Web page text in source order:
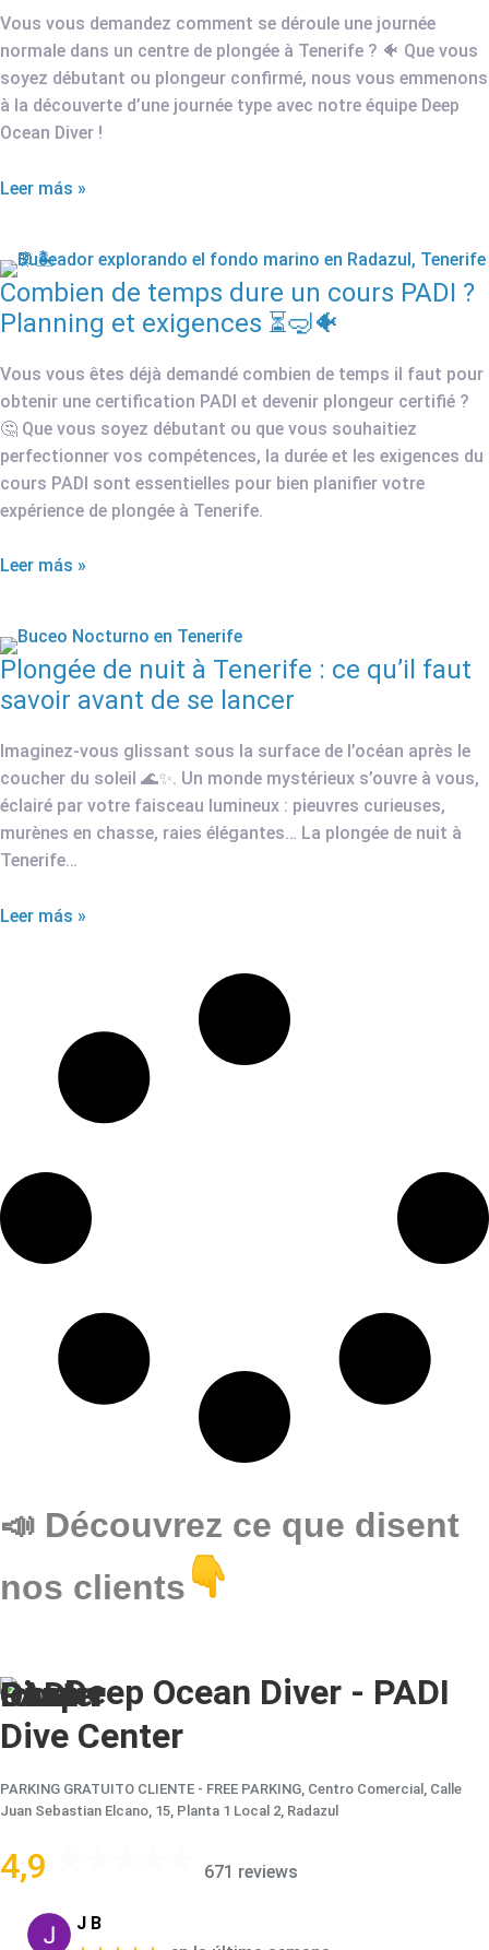
Vous vous demandez comment se déroule une journée
normale dans un centre de plongée à Tenerife ? 🐠 Que vous
soyez débutant ou plongeur confirmé, nous vous emmenons
à la découverte d’une journée type avec notre équipe Deep
Ocean Diver !
Leer más »
Combien de temps dure un cours PADI ?
Planning et exigences ⏳🤿🐠
Vous vous êtes déjà demandé combien de temps il faut pour
obtenir une certification PADI et devenir plongeur certifié ?
🤔 Que vous soyez débutant ou que vous souhaitiez
perfectionner vos compétences, la durée et les exigences du
cours PADI sont essentielles pour bien planifier votre
expérience de plongée à Tenerife.
Leer más »
Plongée de nuit à Tenerife : ce qu’il faut
savoir avant de se lancer
Imaginez-vous glissant sous la surface de l’océan après le
coucher du soleil 🌊✨. Un monde mystérieux s’ouvre à vous,
éclairé par votre faisceau lumineux : pieuvres curieuses,
murènes en chasse, raies élégantes… La plongée de nuit à
Tenerife…
Leer más »
📣 Découvrez ce que disent
nos clients
Deep Ocean Diver - PADI
Dive Center
PARKING GRATUITO CLIENTE - FREE PARKING, Centro Comercial, Calle
Juan Sebastian Elcano, 15, Planta 1 Local 2, Radazul
4,9 671 reviews
J B